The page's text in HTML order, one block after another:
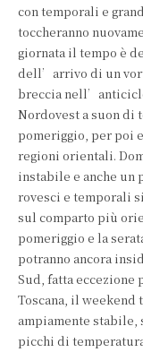
con temporali e
toccheranno
giornata il tempo è
dell’arrivo di un
breccia
Nordovest a suon di
pomeriggio, per poi
regioni orientali.
instabile e anche un
rovesci e temporali
sul comparto più
pomeriggio e la
potranno ancora
Sud, fatta
Toscana, il
ampiamente stabile,
picchi di